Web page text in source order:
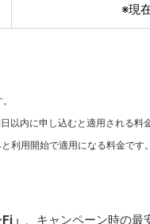
※現
以内に申し込むと適用される料金
利用開始で適用になる料金です。
」 、キャンペーン時の最